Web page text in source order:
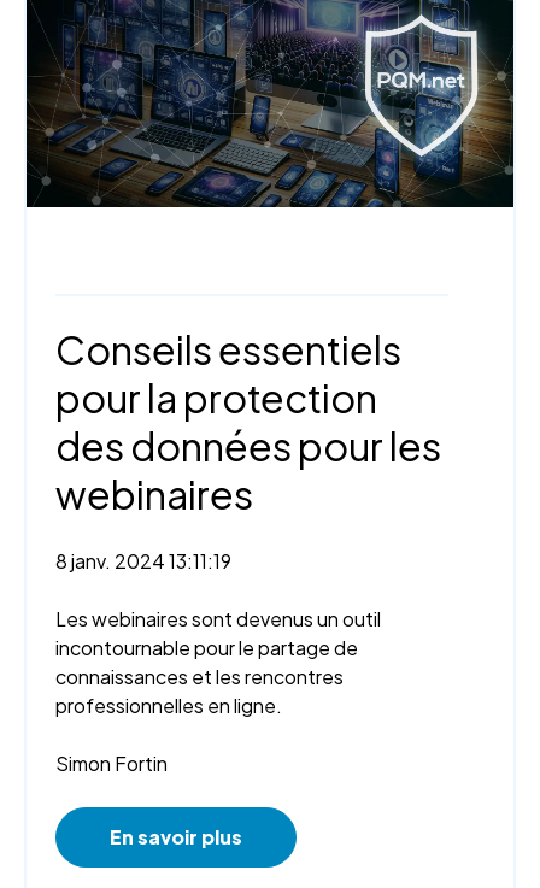
Conseils essentiels
pour la protection
des données pour les
webinaires
8 janv. 2024 13:11:19
Les webinaires sont devenus un outil
incontournable pour le partage de
connaissances et les rencontres
professionnelles en ligne.
Simon Fortin
En savoir plus